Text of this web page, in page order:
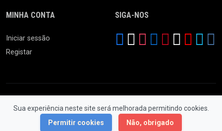
Sua experiência neste site será melhorada permitindo cookies.
Permitir cookies
Não, obrigado
MINHA CONTA
Iniciar sessão
Registar
SIGA-NOS
© 2026 Feira da Ladra. Todos os Direitos Reservados.